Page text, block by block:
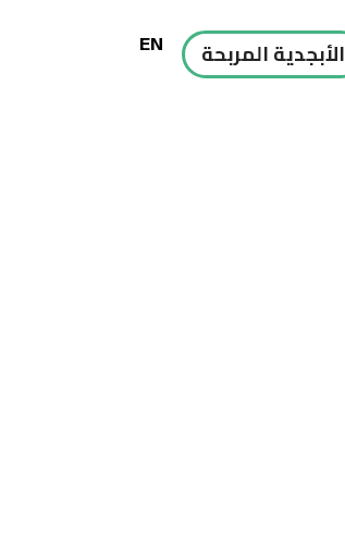
الأبجدية المربحة EN